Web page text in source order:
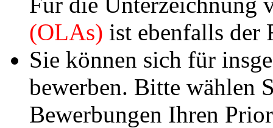
(OLAs) ist ebenfalls der
Sie können sich für
bewerben. Bitte wählen
Bewerbungen Ihren